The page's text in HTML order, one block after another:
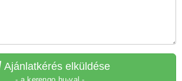
Ajánlatkérés elküldése